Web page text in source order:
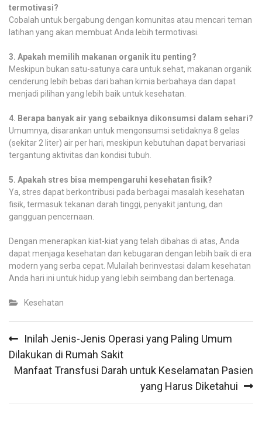
termotivasi?
Cobalah untuk bergabung dengan komunitas atau mencari teman
latihan yang akan membuat Anda lebih termotivasi.
3. Apakah memilih makanan organik itu penting?
Meskipun bukan satu-satunya cara untuk sehat, makanan organik
cenderung lebih bebas dari bahan kimia berbahaya dan dapat
menjadi pilihan yang lebih baik untuk kesehatan.
4. Berapa banyak air yang sebaiknya dikonsumsi dalam sehari?
Umumnya, disarankan untuk mengonsumsi setidaknya 8 gelas
(sekitar 2 liter) air per hari, meskipun kebutuhan dapat bervariasi
tergantung aktivitas dan kondisi tubuh.
5. Apakah stres bisa mempengaruhi kesehatan fisik?
Ya, stres dapat berkontribusi pada berbagai masalah kesehatan
fisik, termasuk tekanan darah tinggi, penyakit jantung, dan
gangguan pencernaan.
Dengan menerapkan kiat-kiat yang telah dibahas di atas, Anda
dapat menjaga kesehatan dan kebugaran dengan lebih baik di era
modern yang serba cepat. Mulailah berinvestasi dalam kesehatan
Anda hari ini untuk hidup yang lebih seimbang dan bertenaga.
Kesehatan
navigation
Inilah Jenis-Jenis Operasi yang Paling Umum
Dilakukan di Rumah Sakit
Manfaat Transfusi Darah untuk Keselamatan Pasien
yang Harus Diketahui